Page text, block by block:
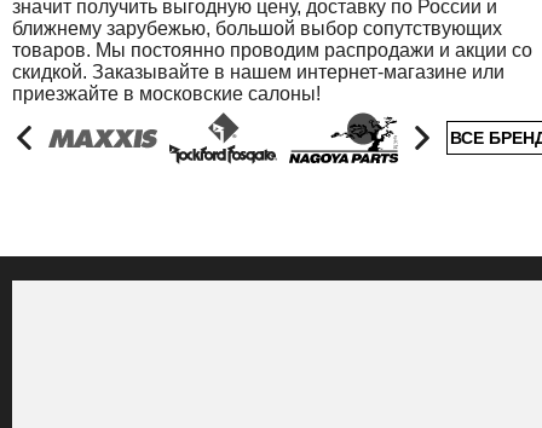
значит получить выгодную цену, доставку по России и
ближнему зарубежью, большой выбор сопутствующих
товаров. Мы постоянно проводим распродажи и акции со
скидкой. Заказывайте в нашем интернет-магазине или
приезжайте в московские салоны!
ВСЕ